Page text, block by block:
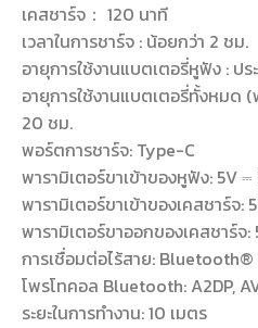
เคสชาร์จ： 120 นาที
เวลาในการชาร์จ : น้อยกว่า 2 ชม.
อายุการใช้งานแบตเตอรี่หูฟัง : ป
อายุการใช้งานแบตเตอรี่ทั้งหมด
20 ชม.
พอร์ตการชาร์จ: Type-C
พารามิเตอร์ขาเข้าของหูฟัง: 5V
พารามิเตอร์ขาเข้าของเคสชาร์จ:
พารามิเตอร์ขาออกของเคสชาร์จ:
การเชื่อมต่อไร้สาย: Bluetooth®
โพรโทคอล Bluetooth: A2DP,
ระยะในการทำงาน: 10 เมตร